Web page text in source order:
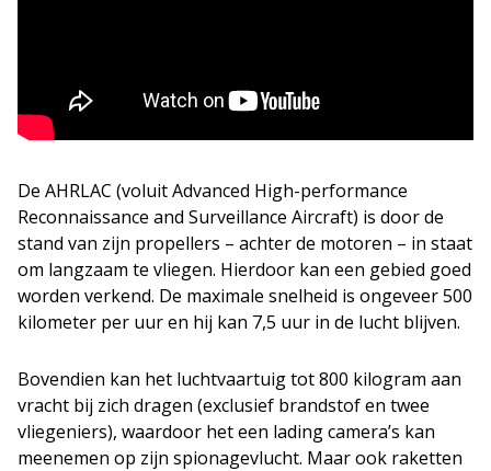
De AHRLAC (voluit Advanced High-performance
Reconnaissance and Surveillance Aircraft) is door de
stand van zijn propellers – achter de motoren – in staat
om langzaam te vliegen. Hierdoor kan een gebied goed
worden verkend. De maximale snelheid is ongeveer 500
kilometer per uur en hij kan 7,5 uur in de lucht blijven.
Bovendien kan het luchtvaartuig tot 800 kilogram aan
vracht bij zich dragen (exclusief brandstof en twee
vliegeniers), waardoor het een lading camera’s kan
meenemen op zijn spionagevlucht. Maar ook raketten